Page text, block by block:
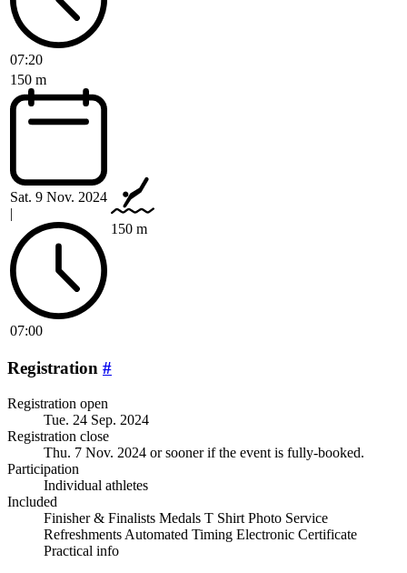
07:20
150 m
Sat. 9 Nov. 2024
|
07:00
150 m
Registration #
Registration open
Tue. 24 Sep. 2024
Registration close
Thu. 7 Nov. 2024 or sooner if the event is fully-booked.
Participation
Individual athletes
Included
Finisher & Finalists Medals T Shirt Photo Service
Refreshments Automated Timing Electronic Certificate
Practical info